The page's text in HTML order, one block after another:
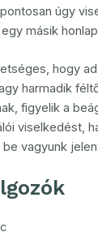
úgy
másik
hogy
harmadik
figyelik a
viselkedést,
vagyunk